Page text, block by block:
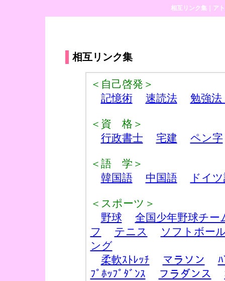
相互リンク集｜ア
相互リンク集
＜自己啓発＞
記憶術
速読法 勉強法
＜資 格＞
行政書士
宅建 ペン字
＜語 学＞
韓国語
中国語 ドイ
＜スポーツ＞
野球
全国少年野球チー
フ
テニス
ソフトボー
ング
柔軟ｽﾄﾚｯﾁ
マラソン
ﾌﾟﾎｯﾌﾟﾀﾞﾝｽ
フラダンス